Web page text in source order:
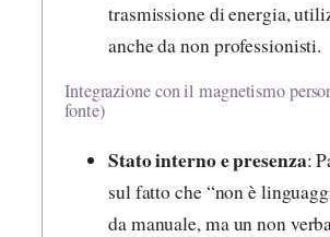
trasmissione di energia,
anche da non professionisti.
Integrazione con il magnetismo
fonte)
Stato interno e presenza:
sul fatto che “non è
da manuale, ma un non